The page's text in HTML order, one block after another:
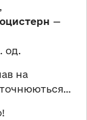
—
од.
на